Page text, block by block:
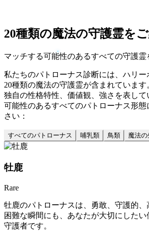
20種類の魔法の守護霊を
マッチする可能性のあるすべての守護霊
私たちのパトローナス診断には、ハリー
20種類の魔法の守護霊が含まれていま
独自の性格特性、価値観、強さを表して
可能性のあるすべてのパトローナス形
さい：
すべてのパトローナス 哺乳類 鳥類 魔法の
牡鹿
Rare
牡鹿のパトローナスは、勇敢、守護的、
困難な瞬間にも、あなたが大切にした
守護者です。